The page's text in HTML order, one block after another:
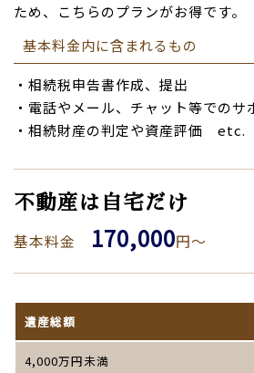
ため、こちらのプランがお得です。
基本料金内に含まれるもの
・相続税申告書作成、提出
・電話やメール、チャット等でのサ
・相続財産の判定や資産評価 etc.
不動産は自宅だけ
基本料金 170,000円～
遺産総額
4,000万円未満